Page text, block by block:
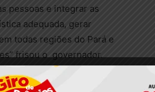
pessoas e integrar as
adequada, gerar
todas regiões do Pará e
frisou o governador.
da bancada